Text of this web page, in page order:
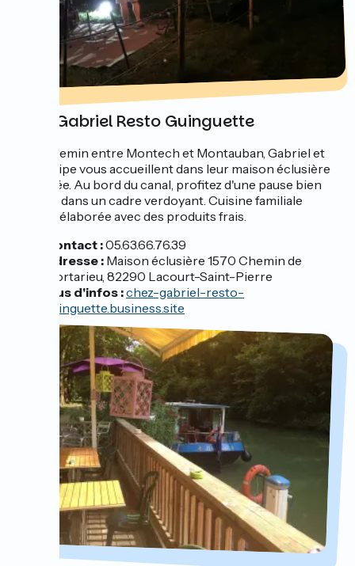
Chez Gabriel Resto Guinguette
A mi-chemin entre Montech et Montauban, Gabriel et
son équipe vous accueillent dans leur maison éclusière
restaurée. Au bord du canal, profitez d'une pause bien
méritée dans un cadre verdoyant. Cuisine familiale
maison, élaborée avec des produits frais.
Contact :05.63.66.76.39
Adresse : Maison éclusière 1570 Chemin de
Mortarieu, 82290 Lacourt-Saint-Pierre
Plus d'infos :chez-gabriel-resto-
guinguette.business.site